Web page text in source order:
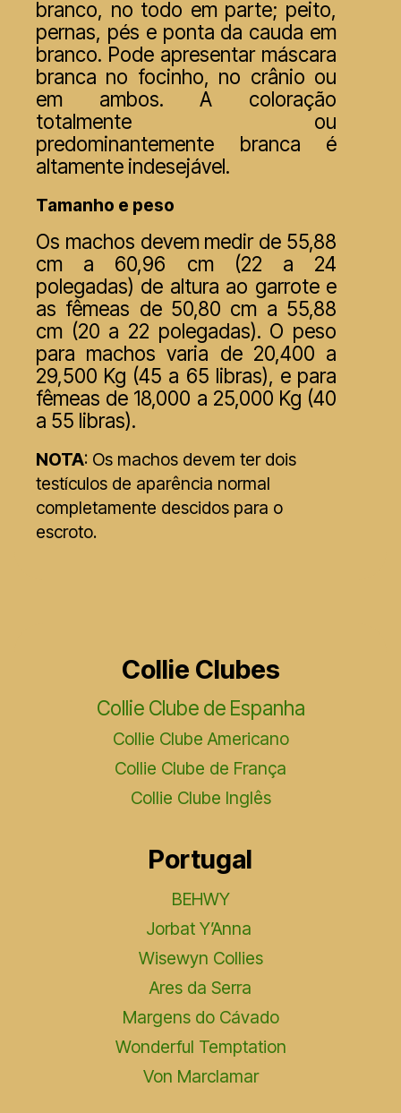
branco, no todo em parte; peito,
pernas, pés e ponta da cauda em
branco. Pode apresentar máscara
branca no focinho, no crânio ou
em ambos. A coloração
totalmente ou
predominantemente branca é
altamente indesejável.
Tamanho e peso
Os machos devem medir de 55,88
cm a 60,96 cm (22 a 24
polegadas) de altura ao garrote e
as fêmeas de 50,80 cm a 55,88
cm (20 a 22 polegadas). O peso
para machos varia de 20,400 a
29,500 Kg (45 a 65 libras), e para
fêmeas de 18,000 a 25,000 Kg (40
a 55 libras).
NOTA: Os machos devem ter dois
testículos de aparência normal
completamente descidos para o
escroto.
Collie Clubes
Collie Clube de Espanha
Collie Clube Americano
Collie Clube de França
Collie Clube Inglês
Portugal
BEHWY
Jorbat Y’Anna
Wisewyn Collies
Ares da Serra
Margens do Cávado
Wonderful Temptation
Von Marclamar